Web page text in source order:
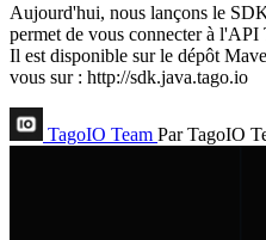
Aujourd'hui, nous lançons le
permet de vous connecter à l'API
Il est disponible sur le dépôt
vous sur : http://sdk.java.tago.io
TagoIO Team Par TagoIO